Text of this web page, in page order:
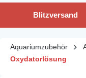
Blitzversand
Aquariumzubehör
Oxydatorlösung